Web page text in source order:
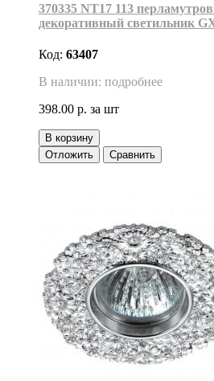
370335 NT17 113
декоративный светильник
Код: 63407
В наличии: подробнее
398.00 р. за шт
В корзину
Отложить
Сравнить